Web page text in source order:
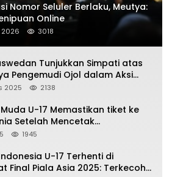
Nomor Seluler Berlaku, Meutya:
Online
2026 3018
Tunjukkan Simpati atas
Pengemudi Ojol dalam Aksi
2025 2138
U-17 Memastikan tiket ke
Setelah Mencetak
Gemilang atas Yaman 4-1 di
1945
U-17 Terhenti di
Final Piala Asia 2025: Terkecoh